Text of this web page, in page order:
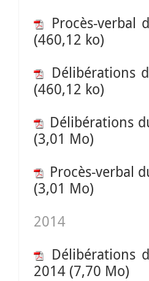
Procès-
(460,12 ko)
Délibérations
(460,12 ko)
Délibérations
(3,01 Mo)
Procès-verbal
(3,01 Mo)
2014
Délibérations
2014 (7,70 Mo)